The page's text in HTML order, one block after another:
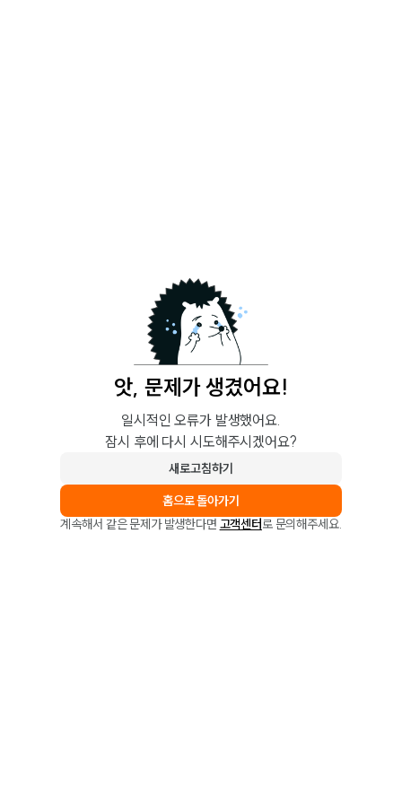
앗, 문제가 생겼어요!
일시적인 오류가 발생했어요.
잠시 후에 다시 시도해주시겠어요?
새로고침하기
홈으로 돌아가기
계속해서 같은 문제가 발생한다면 고객센터로 문의해주세요.